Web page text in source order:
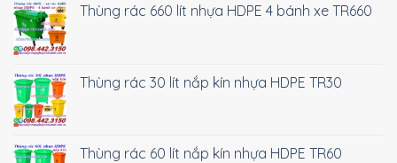
Thùng rác 660 lít nhựa HDPE 4 bánh xe TR660
Thùng rác 30 lít nắp kín nhựa HDPE TR30
Thùng rác 60 lít nắp kín nhựa HDPE TR60